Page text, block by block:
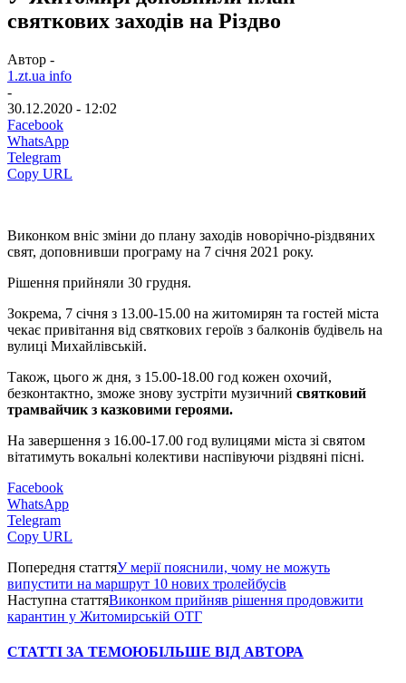
святкових заходів на Різдво
Автор -
1.zt.ua info
-
30.12.2020 - 12:02
Facebook
WhatsApp
Telegram
Copy URL
Виконком вніс зміни до плану заходів новорічно-різдвяних
свят, доповнивши програму на 7 січня 2021 року.
Рішення прийняли 30 грудня.
Зокрема, 7 січня з 13.00-15.00 на житомирян та гостей міста
чекає привітання від святкових героїв з балконів будівель на
вулиці Михайлівській.
Також, цього ж дня, з 15.00-18.00 год кожен охочий,
безконтактно, зможе знову зустріти музичний святковий
трамвайчик з казковими героями.
На завершення з 16.00-17.00 год вулицями міста зі святом
вітатимуть вокальні колективи наспівуючи різдвяні пісні.
Facebook
WhatsApp
Telegram
Copy URL
Попередня статтяУ мерії пояснили, чому не можуть
випустити на маршрут 10 нових тролейбусів
Наступна статтяВиконком прийняв рішення продовжити
карантин у Житомирській ОТГ
СТАТТІ ЗА ТЕМОЮБІЛЬШЕ ВІД АВТОРА